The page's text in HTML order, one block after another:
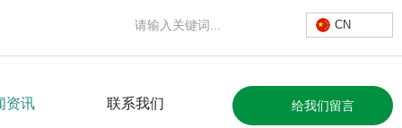
CN
资讯 联系我们 给我们留言